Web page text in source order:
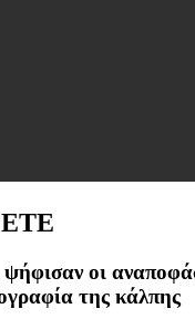
οι
της κάλπης